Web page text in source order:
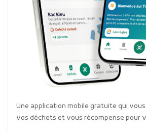
Une application mobile gratuite qui
vos déchets et vous récompense pour